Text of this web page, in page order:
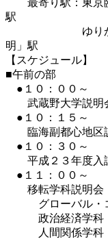
駅
ゆりかもめ「
明」駅
【スケジュール】
■午前の部
●１０：００～
武蔵野大学説明
●１０：１５～
臨海副都心地区
●１０：３０～
平成２３年度入
●１１：００～
移転学科説明会
グローバル・コ
政治経済学科
人間関係学科